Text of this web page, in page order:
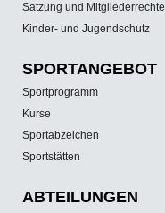
Satzung und Mitgliederrechte
Kinder- und Jugendschutz
SPORT­ANGEBOT
Sportprogramm
Kurse
Sportabzeichen
Sportstätten
ABTEILUNGEN